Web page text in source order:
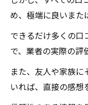
め、極端に良いまた
できるだけ多くの口
で、業者の実際の評
また、友人や家族
いれば、直接の感想